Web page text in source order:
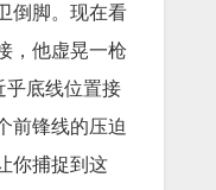
倒脚。现在看
，他虚晃一枪
乎底线位置接
前锋线的压迫
你捕捉到这